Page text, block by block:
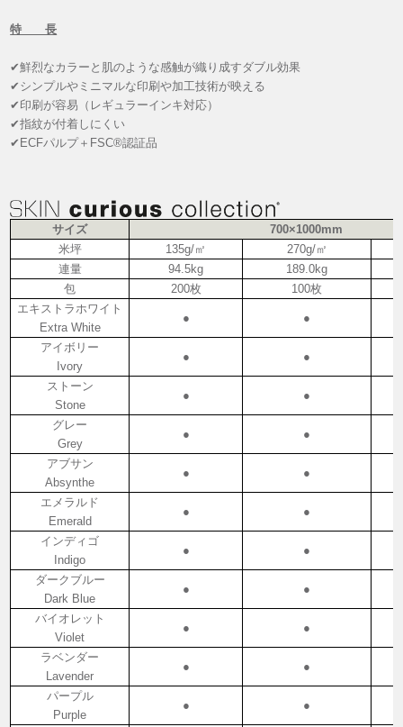
特 長
✔鮮烈なカラーと肌のような感触が織り成すダブル効果
✔シンプルやミニマルな印刷や加工技術が映える
✔印刷が容易（レギュラーインキ対応）
✔指紋が付着しにくい
✔ECFパルプ＋FSC®認証品
サイズ
700×1000mm
米坪
135g/㎡
270g/㎡
連量
94.5kg
189.0kg
包
200枚
100枚
エキストラホワイト
Extra White
● ●
アイボリー
Ivory
● ●
ストーン
Stone
● ●
グレー
Grey
● ●
アブサン
Absynthe
● ●
エメラルド
Emerald
● ●
インディゴ
Indigo
● ●
ダークブルー
Dark Blue
● ●
バイオレット
Violet
● ●
ラベンダー
Lavender
● ●
パープル
Purple
● ●